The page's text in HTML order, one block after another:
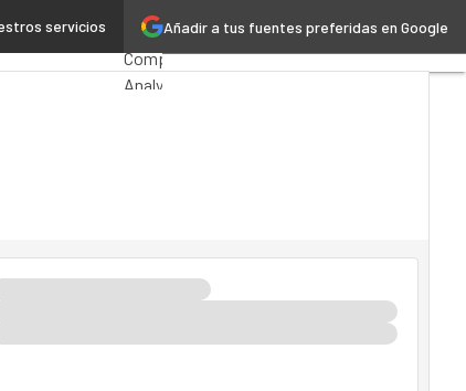
Añadir a tus fuentes preferidas en Google
servicios
del cliente”
Premios
Computing
Analytics
Movilidad